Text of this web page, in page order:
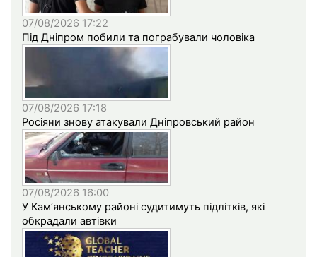
07/08/2026 17:22
Під Дніпром побили та пограбували чоловіка
07/08/2026 17:18
Росіяни знову атакували Дніпровський район
07/08/2026 16:00
У Кам’янському районі судитимуть підлітків, які
обкрадали автівки